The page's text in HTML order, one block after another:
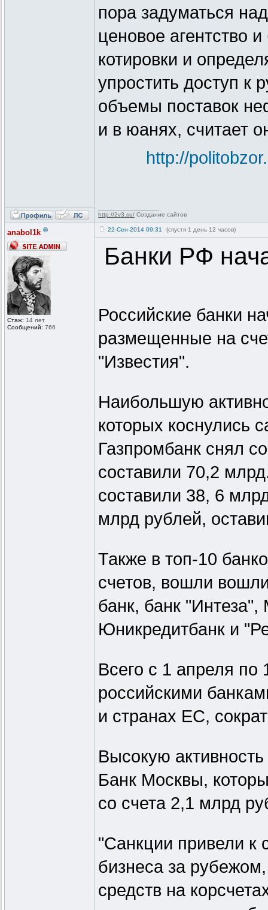
пора задуматься
ценовое агентство
котировки и
упростить доступ к
объемы поставок
и в юанях, считает
http://
http://2v3.su/ Создание сайтов
anabol1k ®
Стаж: 14 лет
Сообщений: 766
22-Сен-2014 09:31 (спустя 1 день 12 часов)
Банки РФ
Российские банки
размещенные на
"Известия".
Наибольшую
которых коснулись
Газпромбанк снял
составили 70,2
составили 38, 6
млрд рублей,
Также в топ-10
счетов, вошли
банк, банк
Юникредитбанк и
Всего с 1 апреля
российскими
и странах ЕС,
Высокую
Банк Москвы,
со счета 2,1 млрд
"Санкции привели к
бизнеса за
средств на